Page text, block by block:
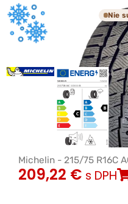
Nie
Michelin - 215/75 R16C
209,22 € s DPH